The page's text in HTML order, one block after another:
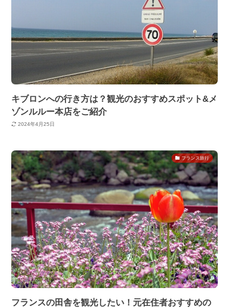
キブロンへの行き方は？観光のおすすめスポット&メ
ゾンルルー本店をご紹介
2024年4月25日
フランス旅行
フランスの田舎を観光したい！元在住者おすすめの